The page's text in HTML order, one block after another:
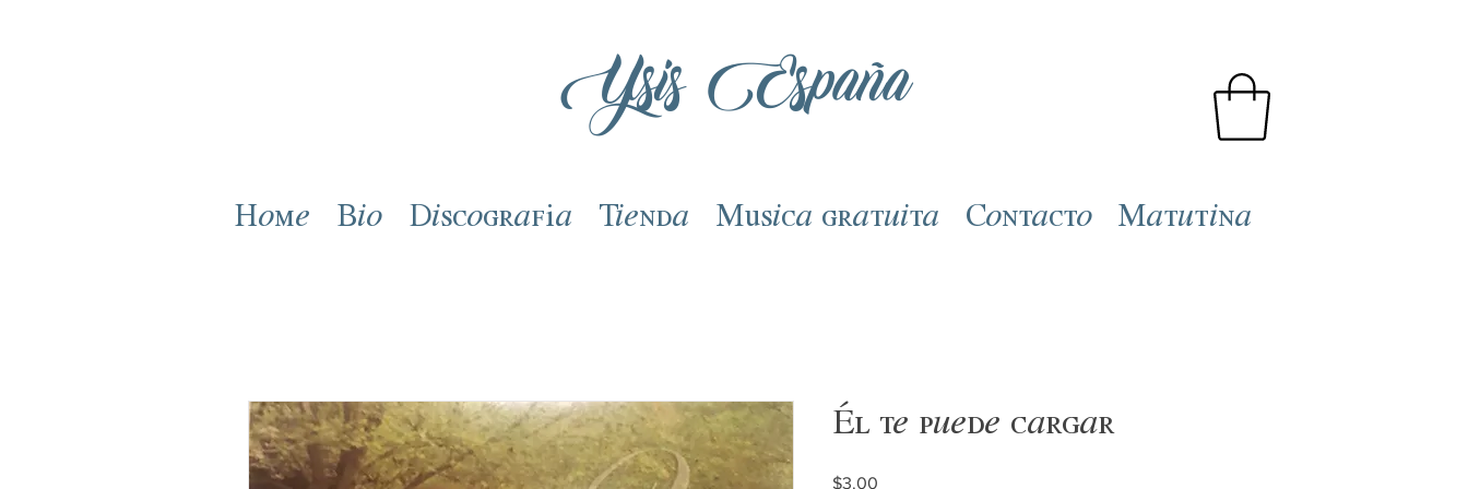
Ysis España
Home Bio Discografía Tienda Música gratuita Contacto Matutina
Él te puede cargar
$3.00